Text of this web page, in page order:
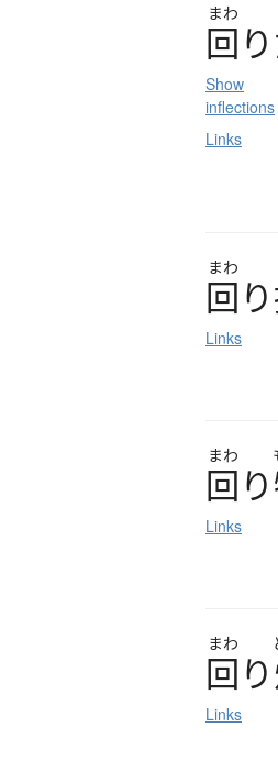
まわ
回り
Show
inflections
Links
まわ
回り
Links
まわ
回り
Links
まわ
回り
Links